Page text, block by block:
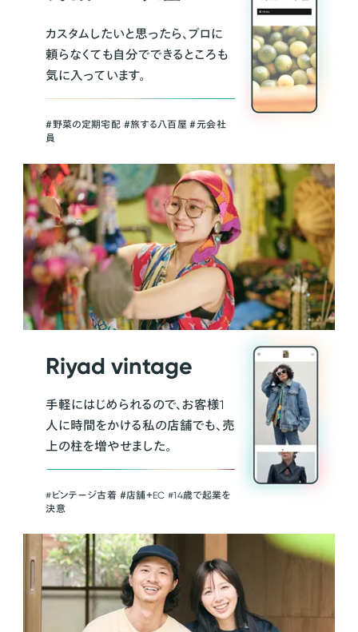
カスタムしたいと思ったら、プロに
頼らなくても自分でできるところも
気に入っています。
＃野菜の定期宅配 ＃旅する八百屋 ＃元会社
員
Riyad vintage
手軽にはじめられるので、お客様1
人に時間をかける私の店舗でも、売
上の柱を増やせました。
#ビンテージ古着 ＃店舗＋EC #14歳で起業を
決意